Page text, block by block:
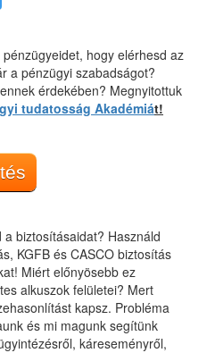
hogy elérhesd az
a pénzügyi szabadságot?
érdekében? Megnyitottuk
tudatosság Akadémiát!
biztosításaidat? Használd
KGFB és CASCO biztosítás
Miért előnyösebb ez
alkuszok felületei? Mert
kapsz. Probléma
és mi magunk segítünk
káreseményről,